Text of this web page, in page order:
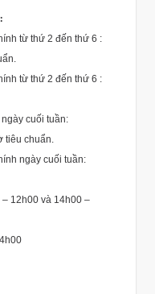
từ thứ 2 đến thứ 6 :
từ thứ 2 đến thứ 6 :
cuối tuần:
tiêu chuẩn.
ngày cuối tuần:
12h00 và 14h00 –